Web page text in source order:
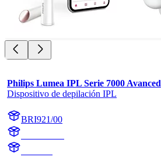
Philips Lumea IPL Serie 7000 Avanced
Dispositivo de depilación IPL
BRI921/00